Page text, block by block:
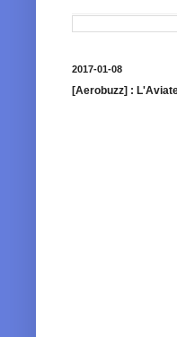
2017-01-08
[Aerobuzz] :